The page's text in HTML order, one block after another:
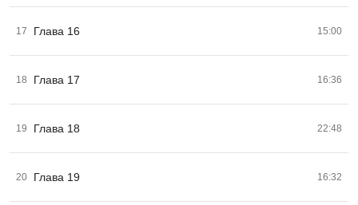
17 Глава 16 15:00
18 Глава 17 16:36
19 Глава 18 22:48
20 Глава 19 16:32